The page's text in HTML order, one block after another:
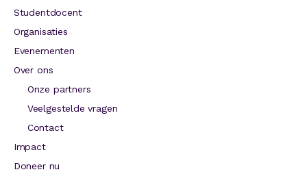
Studentdocent
Organisaties
Evenementen
Over ons
Onze partners
Veelgestelde vragen
Contact
Impact
Doneer nu